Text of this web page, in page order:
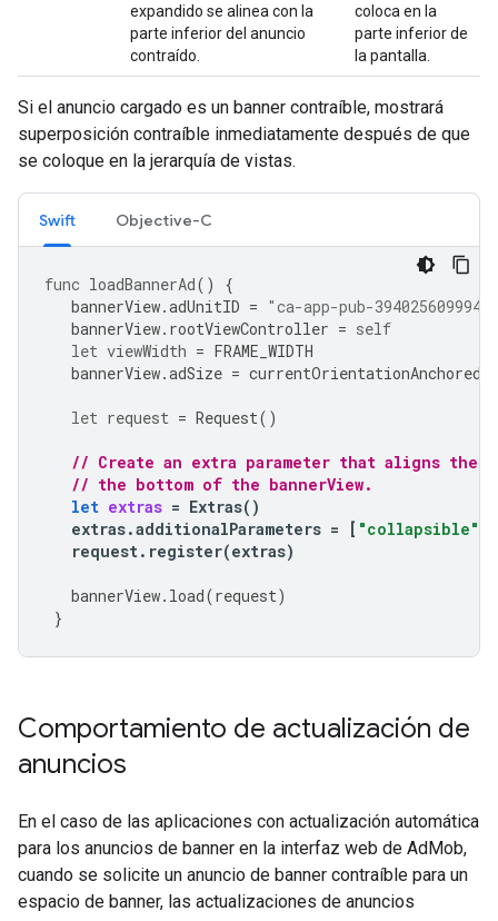
expandido se alinea con la
parte inferior del anuncio
contraído.
coloca en la
parte inferior de
la pantalla.
Si el anuncio cargado es un banner contraíble, mostrará
superposición contraíble inmediatamente después de que
se coloque en la jerarquía de vistas.
Swift Objective-C
func loadBannerAd()
{
bannerView.adUnitID = "ca-app-pub-
bannerView. rootViewController = self
let viewWidth = FRAME_WIDTH
bannerView.adSize =
let request = Request()
// Create an extra parameter that aligns the
// the bottom of the bannerView.
let extras = Extras()
extras.additionalParameters = [ "collapsible"
request. register(extras)
bannerView. load(request)
}
Comportamiento de actualización de
anuncios
En el caso de las aplicaciones con actualización automática
para los anuncios de banner en la interfaz web de AdMob,
cuando se solicite un anuncio de banner contraíble para un
espacio de banner, las actualizaciones de anuncios